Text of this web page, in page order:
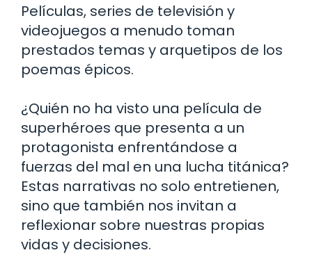
Películas, series de televisión y
videojuegos a menudo toman
prestados temas y arquetipos de los
poemas épicos.
¿Quién no ha visto una película de
superhéroes que presenta a un
protagonista enfrentándose a
fuerzas del mal en una lucha titánica?
Estas narrativas no solo entretienen,
sino que también nos invitan a
reflexionar sobre nuestras propias
vidas y decisiones.